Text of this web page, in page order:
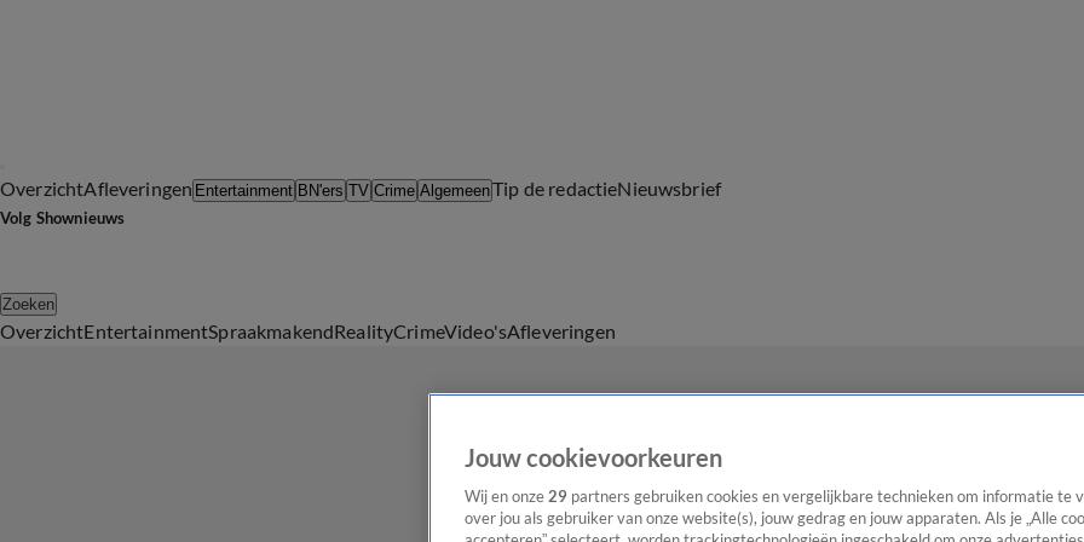
OverzichtAfleveringen Entertainment BN'ers TV Crime AlgemeenTip de redactieNieuwsbrief
Volg Shownieuws
Zoeken
OverzichtEntertainmentSpraakmakendRealityCrimeVideo'sAfleveringen
Jouw cookievoorkeuren
Wij en onze 29 partners gebruiken cookies en vergelijkbare technieken om informatie te
over jou als gebruiker van onze website(s), jouw gedrag en jouw apparaten. Als je „Alle